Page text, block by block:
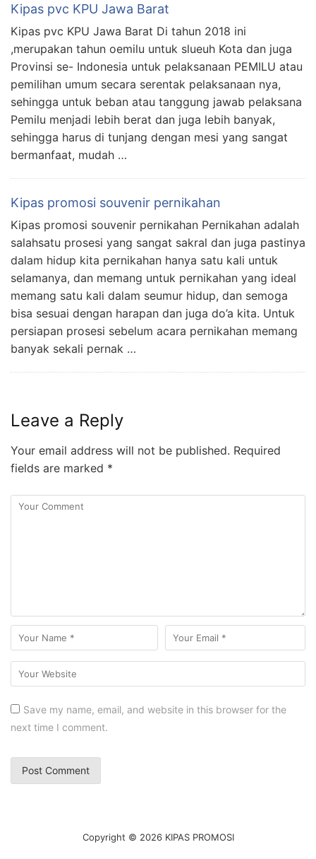
Kipas pvc KPU Jawa Barat
Kipas pvc KPU Jawa Barat Di tahun 2018 ini
,merupakan tahun oemilu untuk slueuh Kota dan juga
Provinsi se- Indonesia untuk pelaksanaan PEMILU atau
pemilihan umum secara serentak pelaksanaan nya,
sehingga untuk beban atau tanggung jawab pelaksana
Pemilu menjadi lebih berat dan juga lebih banyak,
sehingga harus di tunjang dengan mesi yang sangat
bermanfaat, mudah …
Kipas promosi souvenir pernikahan
Kipas promosi souvenir pernikahan Pernikahan adalah
salahsatu prosesi yang sangat sakral dan juga pastinya
dalam hidup kita pernikahan hanya satu kali untuk
selamanya, dan memang untuk pernikahan yang ideal
memang satu kali dalam seumur hidup, dan semoga
bisa sesuai dengan harapan dan juga do’a kita. Untuk
persiapan prosesi sebelum acara pernikahan memang
banyak sekali pernak …
Leave a Reply
Your email address will not be published. Required
fields are marked *
Save my name, email, and website in this browser for the
next time I comment.
Copyright © 2026 KIPAS PROMOSI